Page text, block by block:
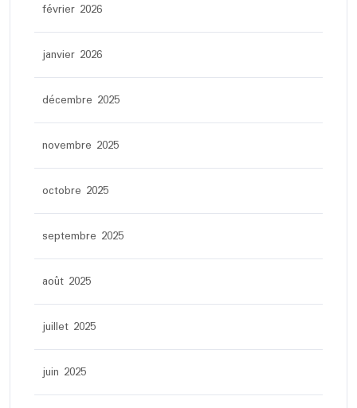
février 2026
janvier 2026
décembre 2025
novembre 2025
octobre 2025
septembre 2025
août 2025
juillet 2025
juin 2025